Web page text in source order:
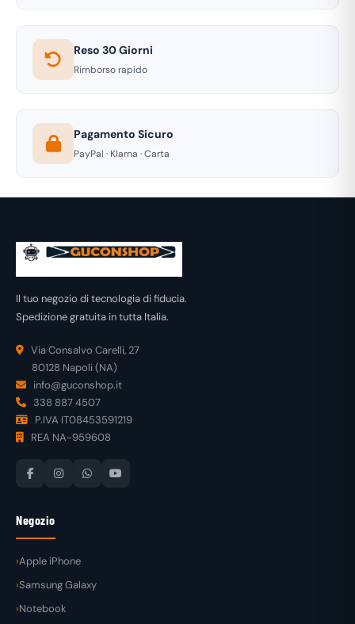
Reso 30 Giorni
Rimborso rapido
Pagamento Sicuro
PayPal · Klarna · Carta
Il tuo negozio di tecnologia di fiducia.
Spedizione gratuita in tutta Italia.
Via Consalvo Carelli, 27
80128 Napoli (NA)
info@guconshop.it
338 887 4507
P.IVA IT08453591219
REA NA-959608
Negozio
Apple iPhone
Samsung Galaxy
Notebook